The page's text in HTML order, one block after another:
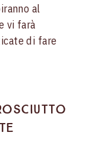
al
vi farà
di fare